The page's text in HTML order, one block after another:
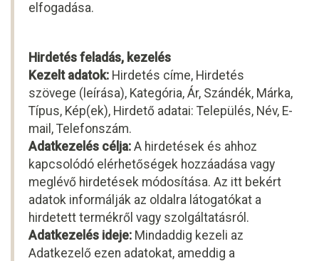
elfogadása.
Hirdetés feladás, kezelés
Kezelt adatok: Hirdetés címe, Hirdetés
szövege (leírása), Kategória, Ár, Szándék, Márka,
Típus, Kép(ek), Hirdető adatai: Település, Név, E-
mail, Telefonszám.
Adatkezelés célja: A hirdetések és ahhoz
kapcsolódó elérhetőségek hozzáadása vagy
meglévő hirdetések módosítása. Az itt bekért
adatok informálják az oldalra látogatókat a
hirdetett termékről vagy szolgáltatásról.
Adatkezelés ideje: Mindaddig kezeli az
Adatkezelő ezen adatokat, ameddig a